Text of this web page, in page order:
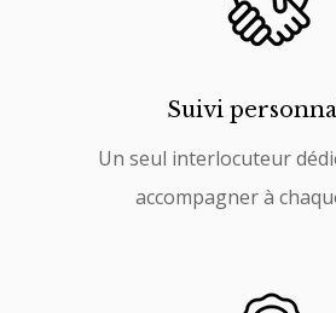
Suivi
Un seul interlocuteur
accompagner à